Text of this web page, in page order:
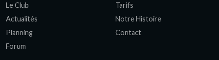
Le Club
Actualités
Planning
Forum
Tarifs
Notre Histoire
Contact